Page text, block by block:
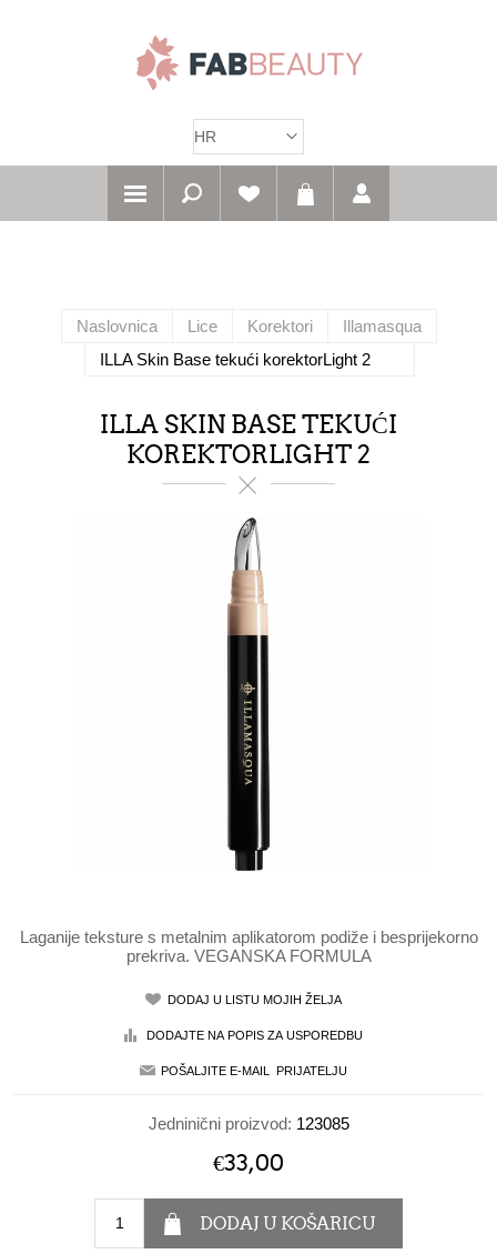
Naslovnica Lice Korektori
Illamasqua
ILLA Skin Base tekući korektorLight 2
ILLA SKIN BASE TEKUĆI
KOREKTORLIGHT 2
Laganije teksture s metalnim aplikatorom podiže i besprijekorno
prekriva. VEGANSKA FORMULA
Jedninični proizvod: 123085
€33,00